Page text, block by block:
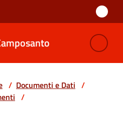
/ Documenti e Dati /
/